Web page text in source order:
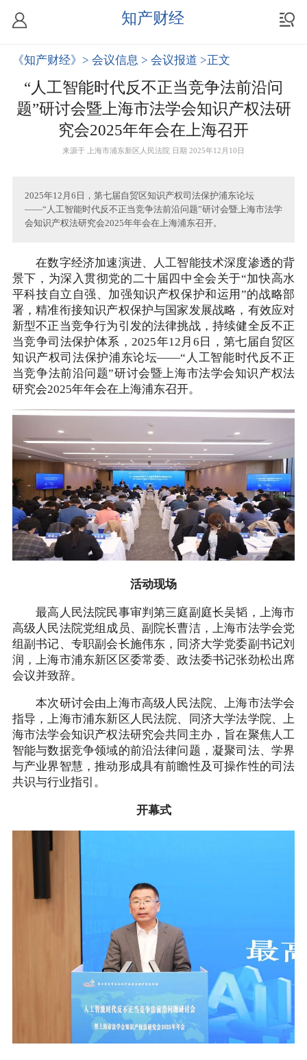
知产财经
《知产财经》 > 会议信息 > 会议报道 >正文
“人工智能时代反不正当竞争法前沿问
题”研讨会暨上海市法学会知识产权法研
究会2025年年会在上海召开
来源于 上海市浦东新区人民法院 日期 2025年12月10日
2025年12月6日，第七届自贸区知识产权司法保护浦东论坛
——“人工智能时代反不正当竞争法前沿问题”研讨会暨上海市法学
会知识产权法研究会2025年年会在上海浦东召开。
在数字经济加速演进、人工智能技术深度渗透的背
景下，为深入贯彻党的二十届四中全会关于“加快高水
平科技自立自强、加强知识产权保护和运用”的战略部
署，精准衔接知识产权保护与国家发展战略，有效应对
新型不正当竞争行为引发的法律挑战，持续健全反不正
当竞争司法保护体系，2025年12月6日，第七届自贸区
知识产权司法保护浦东论坛——“人工智能时代反不正
当竞争法前沿问题”研讨会暨上海市法学会知识产权法
研究会2025年年会在上海浦东召开。
活动现场
最高人民法院民事审判第三庭副庭长吴韬，上海市
高级人民法院党组成员、副院长曹洁，上海市法学会党
组副书记、专职副会长施伟东，同济大学党委副书记刘
润，上海市浦东新区区委常委、政法委书记张劲松出席
会议并致辞。
本次研讨会由上海市高级人民法院、上海市法学会
指导，上海市浦东新区人民法院、同济大学法学院、上
海市法学会知识产权法研究会共同主办，旨在聚焦人工
智能与数据竞争领域的前沿法律问题，凝聚司法、学界
与产业界智慧，推动形成具有前瞻性及可操作性的司法
共识与行业指引。
开幕式